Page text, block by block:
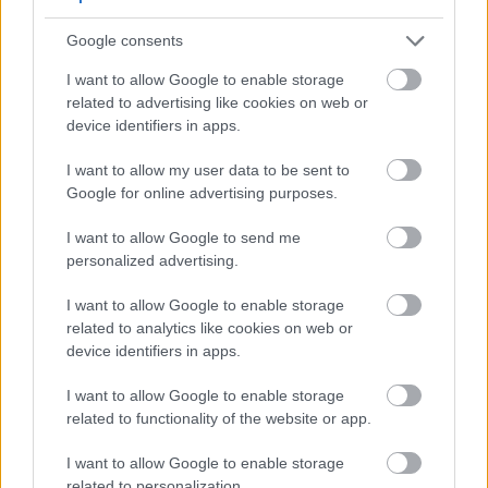
Google consents
I want to allow Google to enable storage
related to advertising like cookies on web or
device identifiers in apps.
I want to allow my user data to be sent to
Google for online advertising purposes.
I want to allow Google to send me
personalized advertising.
I want to allow Google to enable storage
related to analytics like cookies on web or
device identifiers in apps.
I want to allow Google to enable storage
related to functionality of the website or app.
I want to allow Google to enable storage
المتخمر عندما تبدأ الأزهار في التكوّن
يُنصح بالتحول إلى سماد يحتوي على نسبة أعلى من
الفوسفور والبوتاسيوم (مثل 5-10-10) عندما تبدأ الثمار
تجنب الإفراط في استخدام النيتروجين، لأنه يعزز نمو
الأوراق على حساب الثمار.
توقف عن التسميد قبل الحصاد بحوالي شهر